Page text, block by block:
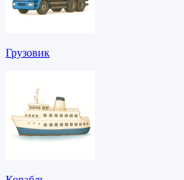
Грузовик